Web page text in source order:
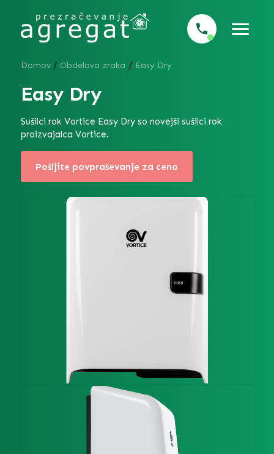
Domov / Obdelava zraka / Easy Dry
Easy Dry
Sušilci rok Vortice Easy Dry so novejši sušilci rok
proizvajalca Vortice.
Pošljite povpraševanje za ceno